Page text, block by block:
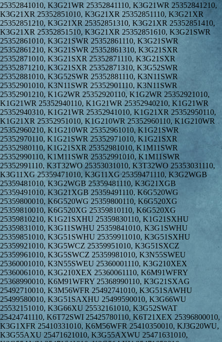
25352841010, K3G21WR 25352841110, K3G21WR 25352841210,
K3G21XR 25352851010, K3G21XR 25352851110, K3G21XR
25352851210, K3G21XR 25352851310, K3G21XR 25352851410,
K3G21XR 25352851510, K3G21XR 25352851610, K3G21SWR
25352861010, K3G21SWR 25352861110, K3G21SWR
25352861210, K3G21SWR 25352861310, K3G21SXR
25352871010, K3G21SXR 25352871110, K3G21SXR
25352871210, K3G21SXR 25352871310, K3G52SWR
25352881010, K3G52SWR 25352881110, K3N11SWR
25352901010, K3N11SWR 25352901110, K3N11SWR
25352901210, K1G2WR 25352920110, K1G2WR 25352921010,
K1G21WR 25352940110, K1G21WR 25352940210, K1G21WR
25352940310, K1G21WR 25352941010, K1G21XR 25352950110,
K1G21XR 25352951010, K1G210WR 25352960110, K1G210WR
25352960210, K1G210WR 25352961010, K1G21SWR
25352970110, K1G21SWR 25352971010, K1G21SXR
25352980110, K1G21SXR 25352981010, K1M11SWR
25352990110, K1M11SWR 25352991010, K1M11SWR
25352991110, K3T32WO 25353031010, K3T32WO 25353031110,
K3G11XG 25359471010, K3G11XG 25359471110, K3G2WGB
25359481010, K3G2WGB 25359481110, K3G21XGB
25359491010, K3G21XGB 25359491110, K6G520WG
25359800010, K6G520WG 25359800110, K6G520XG
25359810010, K6G520XG 25359810110, K6G520XG
25359810210, K1G21SXHU 25359830110, K1G21SXHU
25359831010, K3G11SWHU 25359841010, K3G1SWHU
25359851010, K3G51SWHU 25359911010, K3G51SXHU
25359921010, K3G5WCZ 25359951010, K3G51SXCZ
25359961010, K3G5SWCZ 25359981010, K3N55SWEU
25360001010, K3N55SWEU 25360001110, K3G210XEX
25360061010, K3G210XEX 25360061110, K6M91WFRY
25368990010, K6M91WFRY 25368990110, K3G21SXAG
25492710010, K3M56WFR 25492741010, K3G51SAWHU
25499580010, K3G51SAXHU 25499590010, K3G66WU
25532151010, K3G66XU 25532161010, K3G52SWAT
25424741110, K6T72SWI 25425780110, K6T21XEX 25396800010,
K3G1XFR 25410331010, K6M56WFR 25410350010, KJ3G20WU,
K3G55AXU 25471621010, K3G55AXWU 25471631010,